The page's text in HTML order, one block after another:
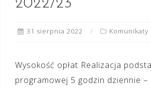
2022/23
31 sierpnia 2022 Komunikaty
Wysokość opłat Realizacja
programowej 5 godzin dziennie –